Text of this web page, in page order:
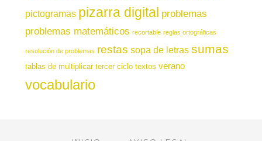
pictogramas pizarra digital problemas
problemas matemáticos recortable reglas ortográficas
resolución de problemas restas sopa de letras sumas
tablas de multiplicar tercer ciclo textos verano
vocabulario